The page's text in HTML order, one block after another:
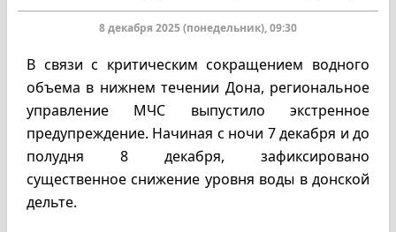
8 декабря 2025 (понедельник), 09:30
В связи с критическим сокращением водного
объема в нижнем течении Дона, региональное
управление МЧС выпустило экстренное
предупреждение. Начиная с ночи 7 декабря и до
полудня 8 декабря, зафиксировано
существенное снижение уровня воды в донской
дельте.